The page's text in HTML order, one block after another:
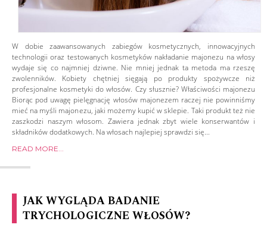
W dobie zaawansowanych zabiegów kosmetycznych, innowacyjnych
technologii oraz testowanych kosmetyków nakładanie majonezu na włosy
wydaje się co najmniej dziwne. Nie mniej jednak ta metoda ma rzeszę
zwolenników. Kobiety chętniej sięgają po produkty spożywcze niż
profesjonalne kosmetyki do włosów. Czy słusznie? Właściwości majonezu
Biorąc pod uwagę pielęgnację włosów majonezem raczej nie powinniśmy
mieć na myśli majonezu, jaki możemy kupić w sklepie. Taki produkt też nie
zaszkodzi naszym włosom. Zawiera jednak zbyt wiele konserwantów i
składników dodatkowych. Na włosach najlepiej sprawdzi się...
READ MORE...
JAK WYGLĄDA BADANIE
TRYCHOLOGICZNE WŁOSÓW?